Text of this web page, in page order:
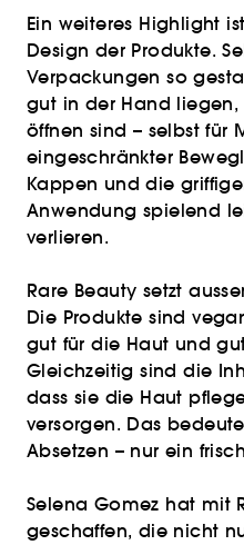
Ein weiteres Highlight
Design der Produkte.
Verpackungen so
gut in der Hand
öffnen sind – selbst für
eingeschränkter
Kappen und die
Anwendung spielend
verlieren.
Rare Beauty setzt
Die Produkte sind
gut für die Haut und
Gleichzeitig sind die
dass sie die Haut
versorgen. Das
Absetzen – nur ein
Selena Gomez hat mit
geschaffen, die nicht